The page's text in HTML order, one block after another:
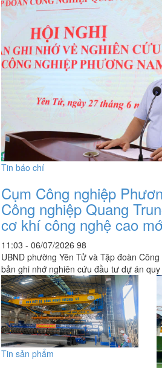
Tin báo chí
Cụm Công nghiệp
Công nghiệp Quang
cơ khí công nghệ cao
11:03 - 06/07/2026 98
UBND phường Yên Tử và Tập đoàn
bản ghi nhớ nghiên cứu đầu tư dự án quy
Tin sản phẩm